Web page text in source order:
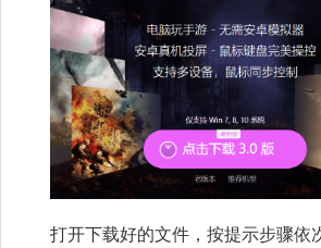
打开下载好的文件，按提示步骤依